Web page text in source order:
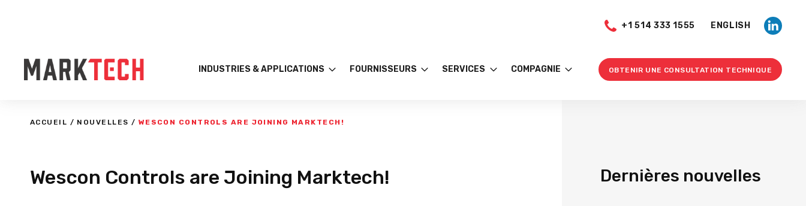
+1 514 333 1555 ENGLISH
INDUSTRIES & APPLICATIONS FOURNISSEURS SERVICES COMPAGNIE OBTENIR UNE CONSULTATION TECHNIQUE
ACCUEIL / NOUVELLES / WESCON CONTROLS ARE JOINING MARKTECH!
Wescon Controls are Joining Marktech! Dernières nouvelles